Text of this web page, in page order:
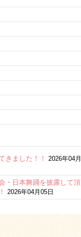
きました！！
2026年04月
・日本舞踊を披露して頂
2026年04月05日